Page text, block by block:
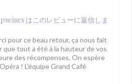
はこのレビューに返信しま
pour ce beau retour, ça nous fait
que tout a été à la hauteur de vos
des récompenses. On espère
! L'équipe Grand Café